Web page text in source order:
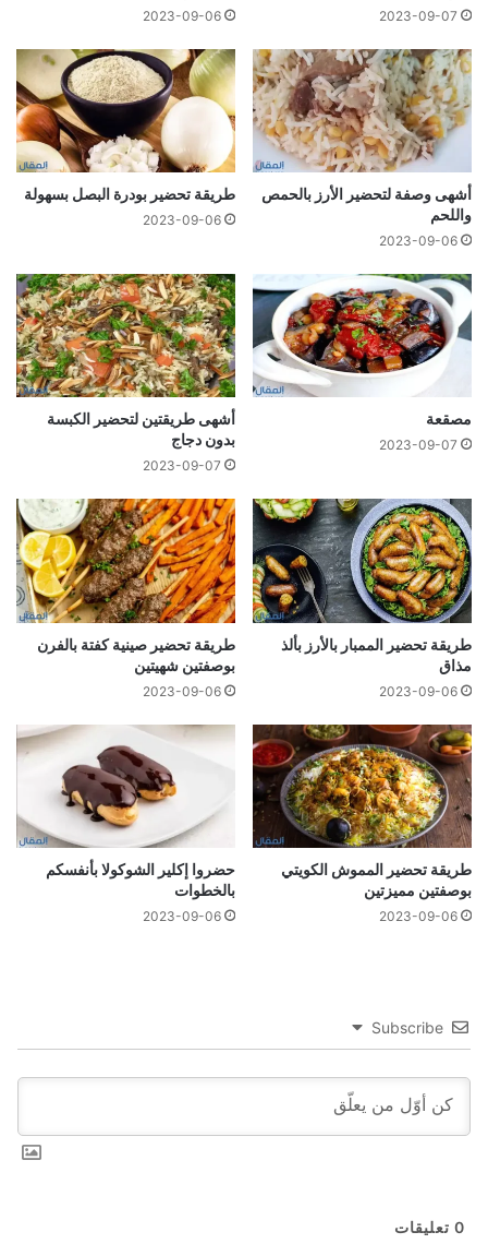
2023-09-07
2023-09-06
أشهى وصفة لتحضير الأرز بالحمص
واللحم
2023-09-06
طريقة تحضير بودرة البصل بسهولة
2023-09-06
مصقعة
2023-09-07
أشهى طريقتين لتحضير الكبسة
بدون دجاج
2023-09-07
طريقة تحضير الممبار بالأرز بألذ
مذاق
2023-09-06
طريقة تحضير صينية كفتة بالفرن
بوصفتين شهيتين
2023-09-06
طريقة تحضير المموش الكويتي
بوصفتين مميزتين
2023-09-06
حضروا إكلير الشوكولا بأنفسكم
بالخطوات
2023-09-06
Subscribe
0 تعليقات